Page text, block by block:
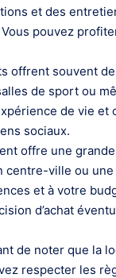
et des
pouvez
offrent souvent
de sport ou
de vie
sociaux.
offre une
centre-ville ou
et à votre
d’achat
de noter que la
respecter les